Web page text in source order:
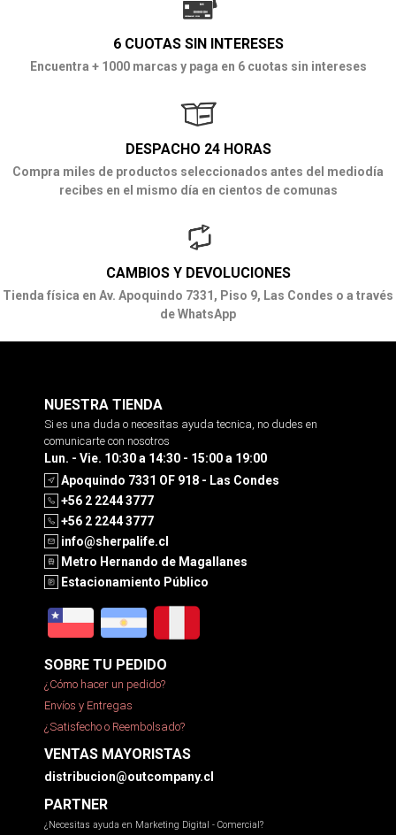
6 CUOTAS SIN INTERESES
Encuentra + 1000 marcas y paga en 6 cuotas sin intereses
DESPACHO 24 HORAS
Compra miles de productos seleccionados antes del mediodía
recibes en el mismo día en cientos de comunas
CAMBIOS Y DEVOLUCIONES
Tienda física en Av. Apoquindo 7331, Piso 9, Las Condes o a través
de WhatsApp
NUESTRA TIENDA
Si es una duda o necesitas ayuda tecnica, no dudes en
comunicarte con nosotros
Lun. - Vie. 10:30 a 14:30 - 15:00 a 19:00
Apoquindo 7331 OF 918 - Las Condes
+56 2 2244 3777
+56 2 2244 3777
info@sherpalife.cl
Metro Hernando de Magallanes
Estacionamiento Público
SOBRE TU PEDIDO
¿Cómo hacer un pedido?
Envíos y Entregas
¿Satisfecho o Reembolsado?
VENTAS MAYORISTAS
distribucion@outcompany.cl
PARTNER
¿Necesitas ayuda en Marketing Digital - Comercial?